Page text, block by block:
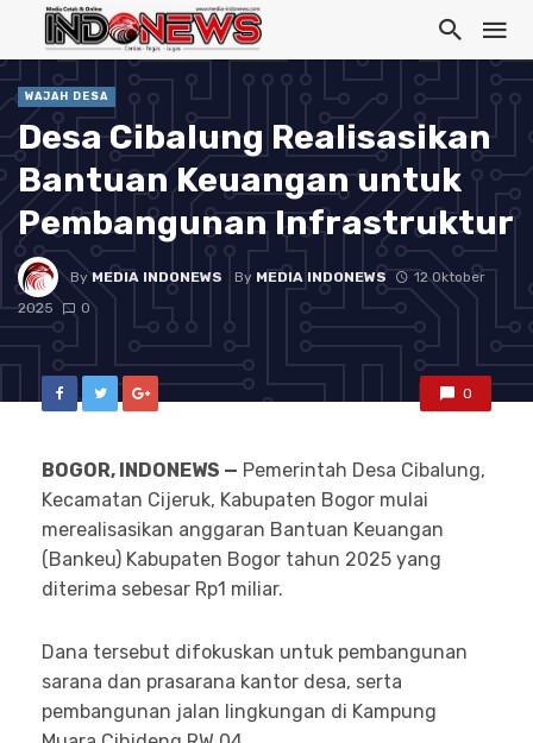
WAJAH DESA
Desa Cibalung Realisasikan
Bantuan Keuangan untuk
Pembangunan Infrastruktur
ByMEDIA INDONEWS By MEDIA INDONEWS
12 Oktober
2025
0
0
BOGOR, INDONEWS — Pemerintah Desa Cibalung,
Kecamatan Cijeruk, Kabupaten Bogor mulai
merealisasikan anggaran Bantuan Keuangan
(Bankeu) Kabupaten Bogor tahun 2025 yang
diterima sebesar Rp1 miliar.
Dana tersebut difokuskan untuk pembangunan
sarana dan prasarana kantor desa, serta
pembangunan jalan lingkungan di Kampung